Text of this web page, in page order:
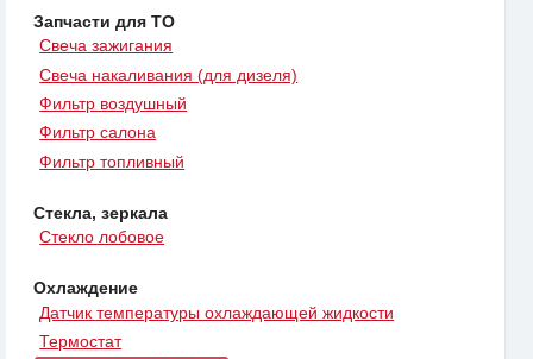
Запчасти для ТО
Свеча зажигания
Свеча накаливания (для дизеля)
Фильтр воздушный
Фильтр салона
Фильтр топливный
Стекла, зеркала
Стекло лобовое
Охлаждение
Датчик температуры охлаждающей жидкости
Термостат